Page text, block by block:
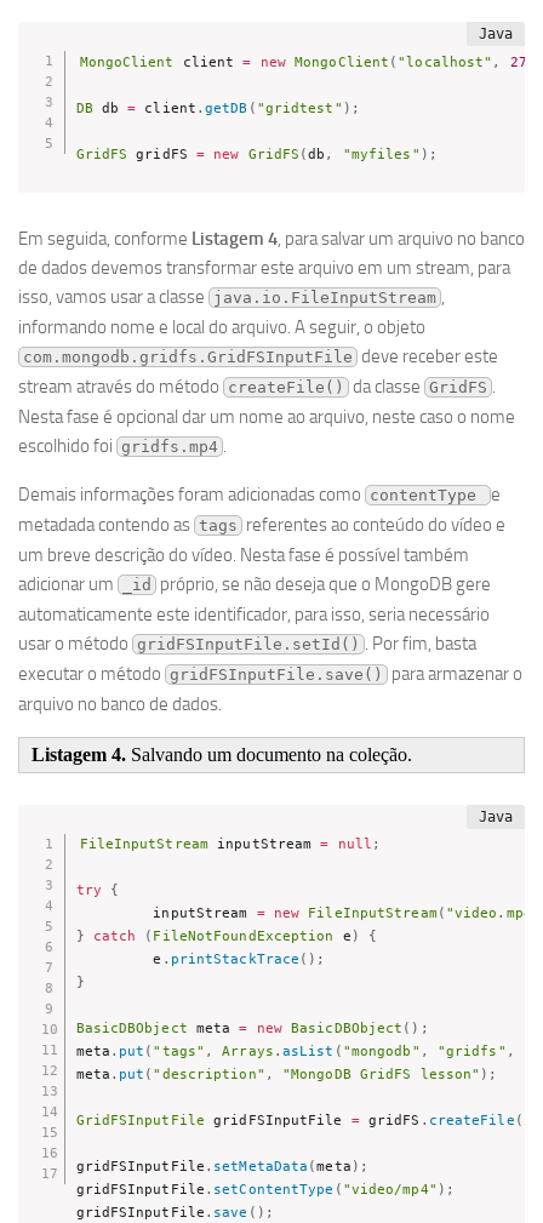
MongoClient client = new MongoClient ( "localhost" ,
DB db = client .getDB ( "gridtest" ) ;
GridFS gridFS = new GridFS (db , "myfiles" ) ;
Em seguida, conforme Listagem 4 , para salvar um arquivo no banco
de dados devemos transformar este arquivo em um stream, para
isso, vamos usar a classe java.io.FileInputStream
informando nome e local do arquivo. A seguir, o objeto
com.mongodb.gridfs.GridFSInputFile deve receber este
stream através do método createFile() da classe GridFS
Nesta fase é opcional dar um nome ao arquivo, neste caso o nome
escolhido foi gridfs.mp4
Demais informações foram adicionadas como contentType
e
metadada contendo as tags referentes ao conteúdo do vídeo e
um breve descrição do vídeo. Nesta fase é possível também
adicionar um
_id
próprio, se não deseja que o MongoDB gere
automaticamente este identificador, para isso, seria necessário
usar o método gridFSInputFile.setId()
. Por fim, basta
executar o método gridFSInputFile.save()
para armazenar o
arquivo no banco de dados.
Listagem 4. Salvando um documento na coleção.
FileInputStream inputStream = null ;
try
{
         inputStream
= new FileInputStream( "video.mp4"
}
catch ( FileNotFoundException e )
{
         e
. printStackTrace ( ) ;
}
BasicDBObject meta = new BasicDBObject ( ) ;
meta . put ( "tags" , Arrays . asList ( "mongodb" , "gridfs" ,
meta . put ( "description" , "MongoDB GridFS lesson" ) ;
GridFSInputFile gridFSInputFile = gridFS . createFile (
gridFSInputFile . setMetaData (meta ) ;
gridFSInputFile . setContentType ( "video/mp4" ) ;
gridFSInputFile . save ( ) ;